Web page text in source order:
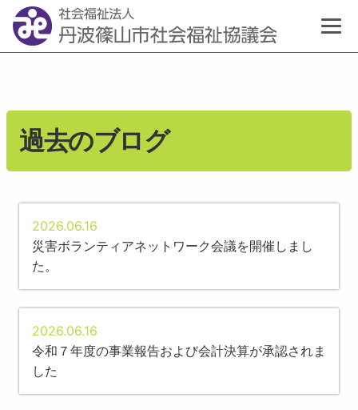
過去のブログ
2026.06.16
災害ボランティアネットワーク会議を開催しまし
た。
2026.06.16
令和７年度の事業報告および会計決算が承認されま
した